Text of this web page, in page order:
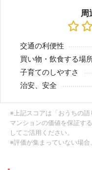
周
交通の利便性
買い物・飲食する場
子育てのしやすさ
治安、安全
※上記スコアは「おうちの語
マンションの価値を保証す
してご活用ください。
※評価が集まっていない場合